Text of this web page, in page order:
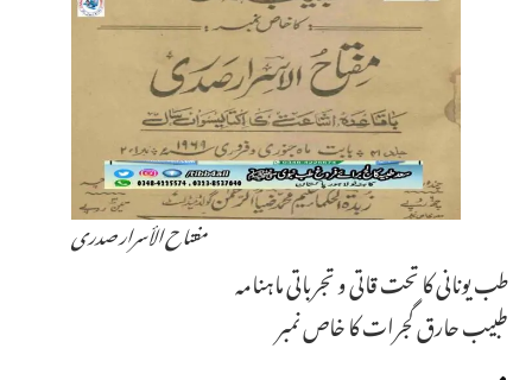
مفتاح الأسرار صدری
طب یونانی کا تحت قاتی و تجرباتی ماہنامہ
طبیب حارق گجرات کا خاص نمبر